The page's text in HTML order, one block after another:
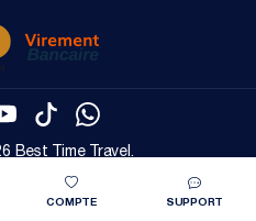
Best Time Travel.
All rights reserved
COMPTE SUPPORT